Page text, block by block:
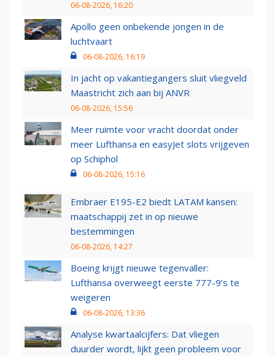
06-08-2026, 16:20
Apollo geen onbekende jongen in de
luchtvaart
06-08-2026, 16:19
In jacht op vakantiegangers sluit vliegveld
Maastricht zich aan bij ANVR
06-08-2026, 15:56
Meer ruimte voor vracht doordat onder
meer Lufthansa en easyJet slots vrijgeven
op Schiphol
06-08-2026, 15:16
Embraer E195-E2 biedt LATAM kansen:
maatschappij zet in op nieuwe
bestemmingen
06-08-2026, 14:27
Boeing krijgt nieuwe tegenvaller:
Lufthansa overweegt eerste 777-9’s te
weigeren
06-08-2026, 13:36
Analyse kwartaalcijfers: Dat vliegen
duurder wordt, lijkt geen probleem voor